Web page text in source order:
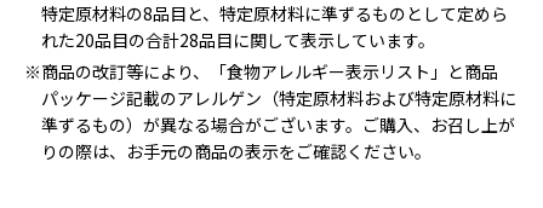
特定原材料の8品目と、特定原材料に準ずるものとして定めら
れた20品目の合計28品目に関して表示しています。
※商品の改訂等により、「食物アレルギー表示リスト」と商品
パッケージ記載のアレルゲン（特定原材料および特定原材料に
準ずるもの）が異なる場合がございます。ご購入、お召し上が
りの際は、お手元の商品の表示をご確認ください。